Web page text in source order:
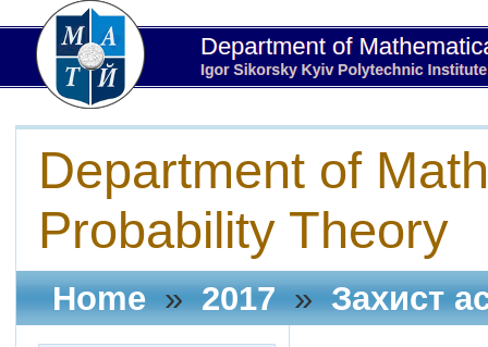
Department of
Probability Theory
Home » 2017 » Захист